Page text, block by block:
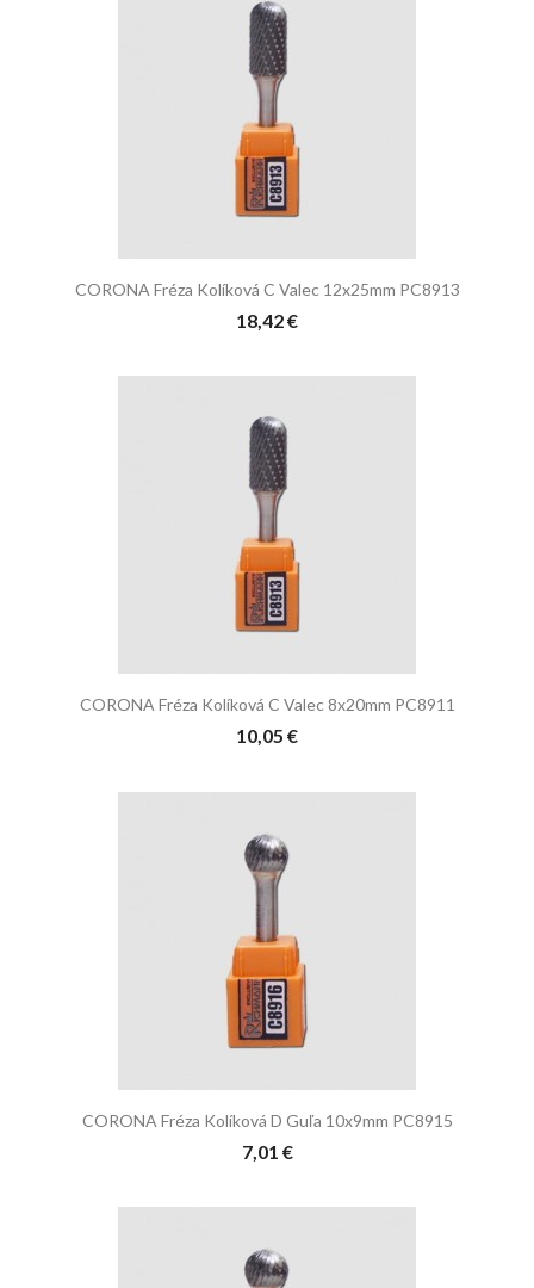
CORONA Fréza Kolíková C Valec 12x25mm PC8913
18,42 €
CORONA Fréza Kolíková C Valec 8x20mm PC8911
10,05 €
CORONA Fréza Kolíková D Guľa 10x9mm PC8915
7,01 €